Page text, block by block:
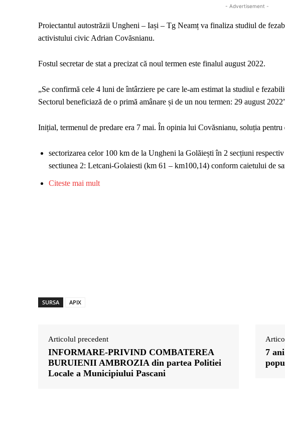
- Advertisement -
Proiectantul autostrăzii Ungheni – Iași – Tg Neamț va finaliza studiul de
activistului civic Adrian Covăsnianu.
Fostul secretar de stat a precizat că noul termen este finalul august 2022.
„Se confirmă cele 4 luni de întârziere pe care le-am estimat la studiul e
Sectorul beneficiază de o primă amânare și de un nou termen: 29 august
Inițial, termenul de predare era 7 mai. În opinia lui Covăsnianu, soluția pentru
sectorizarea celor 100 km de la Ungheni la Golăiești în 2 secțiuni
sectiunea 2: Letcani-Golaiesti (km 61 – km100,14) conform caietului de
Citeste mai mult
SURSA APIX
Articolul precedent
INFORMARE-PRIVIND COMBATEREA
BURUIENII AMBROZIA din partea Politiei
Locale a Municipiului Pascani
7